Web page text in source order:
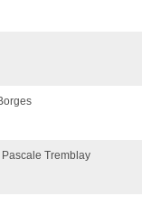
Pascale Tremblay